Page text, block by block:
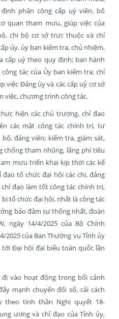
phân công cấp uỷ viên, bổ
quan tham mưu, giúp việc của
chi bộ cơ sở trực thuộc và chỉ
ủy, ủy ban kiểm tra, chủ nhiệm,
cấp uỷ theo quy định; ban hành
tác của Ủy ban kiểm tra; chỉ
việc Đảng ủy và các cấp uỷ cơ sở
việc, chương trình công tác.
hiện các chủ trương, chỉ đạo
các mặt công tác chính trị, tư
đảng viên; kiểm tra, giám sát,
tham nhũng, lãng phí tiêu
mưu triển khai kịp thời các kế
tổ chức đại hội các chi, đảng
đạo làm tốt công tác chính trị,
tổ chức đại hội, nhất là công tác
bảo đảm sự thống nhất, đoàn
ngày 14/4/2025 của Bộ Chính
2025 của Ban Thường vụ Tỉnh ủy
Đại hội đại biểu toàn quốc lần
vào hoạt động trong bối cảnh
mạnh chuyển đổi số, cải cách
theo tinh thần Nghị quyết 18-
ương và chỉ đạo của Tỉnh ủy,